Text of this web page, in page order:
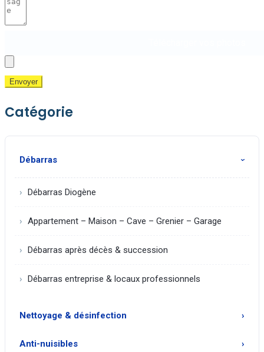
Envoyer
Catégorie
Débarras
Débarras Diogène
Appartement – Maison – Cave – Grenier – Garage
Débarras après décès & succession
Débarras entreprise & locaux professionnels
Nettoyage & désinfection
Anti-nuisibles